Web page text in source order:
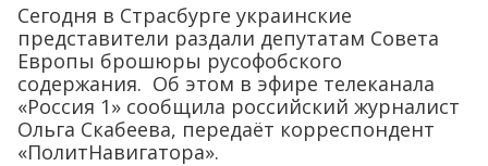
Сегодня в Страсбурге украинские
представители раздали депутатам Совета
Европы брошюры русофобского
содержания. Об этом в эфире телеканала
«Россия 1» сообщила российский журналист
Ольга Скабеева, передаёт корреспондент
«ПолитНавигатора».